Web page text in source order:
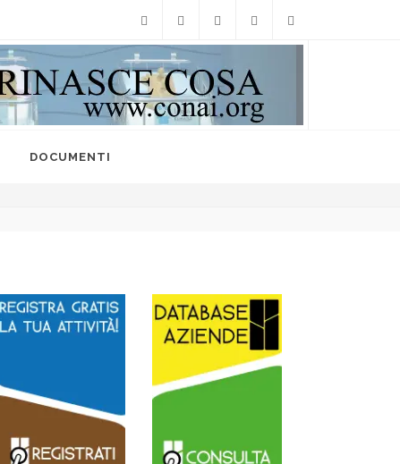
FacebookTwitter
DOCUMENTI